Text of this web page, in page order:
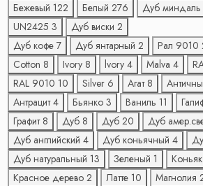
Бежевый 122 Белый 276 Дуб миндаль
UN2425 3 Дуб виски 2
Дуб кофе 7 Дуб янтарный 2 Рал 9010
Cotton 8 Ivory 8 lvory 4 Malva 4
RAL 9010 10 Silver 6 Агат 8
Антрацит 4 Бьянко 3 Ваниль 11
Графит 8 Дуб 8 Дуб 20 Дуб
Дуб английский 4 Дуб коньячный 4
Дуб натуральный 13 Зеленый 1 Коньяк
Красное дерево 2 Латте 10 Магнолия